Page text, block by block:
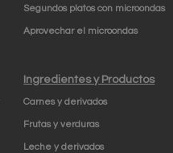
Segundos platos con microondas
Aprovechar el microondas
Ingredientes y Productos
Carnes y derivados
Frutas y verduras
Leche y derivados